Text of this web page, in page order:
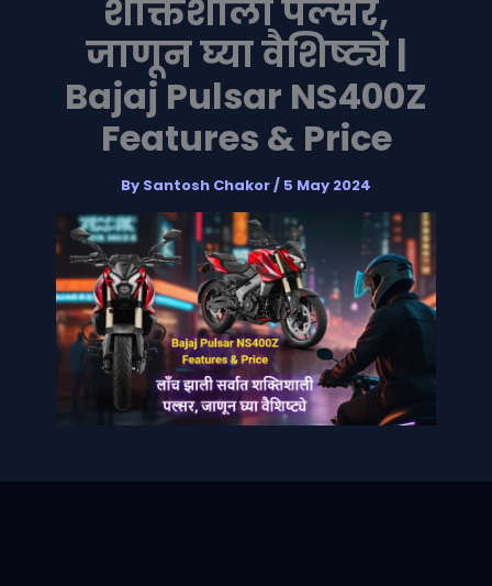
शक्तिशाली पल्सर,
जाणून घ्या वैशिष्ट्ये |
Bajaj Pulsar NS400Z
Features & Price
By Santosh Chakor/ 5 May 2024